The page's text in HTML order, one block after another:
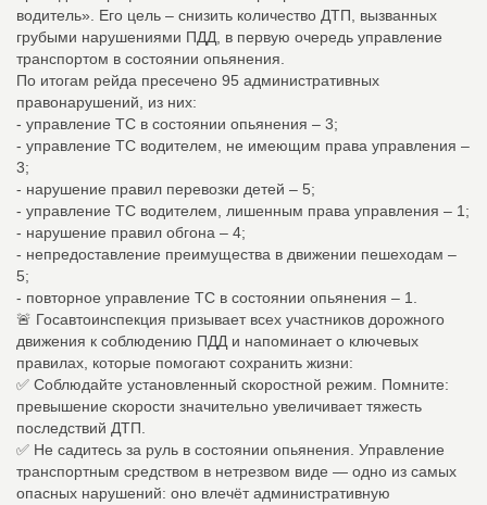
водитель». Его цель – снизить количество ДТП, вызванных
грубыми нарушениями ПДД, в первую очередь управление
транспортом в состоянии опьянения.
По итогам рейда пресечено 95 административных
правонарушений, из них:
- управление ТС в состоянии опьянения – 3;
- управление ТС водителем, не имеющим права управления –
3;
- нарушение правил перевозки детей – 5;
- управление ТС водителем, лишенным права управления – 1;
- нарушение правил обгона – 4;
- непредоставление преимущества в движении пешеходам –
5;
- повторное управление ТС в состоянии опьянения – 1.
🚨 Госавтоинспекция призывает всех участников дорожного
движения к соблюдению ПДД и напоминает о ключевых
правилах, которые помогают сохранить жизни:
✅ Соблюдайте установленный скоростной режим. Помните:
превышение скорости значительно увеличивает тяжесть
последствий ДТП.
✅ Не садитесь за руль в состоянии опьянения. Управление
транспортным средством в нетрезвом виде — одно из самых
опасных нарушений: оно влечёт административную